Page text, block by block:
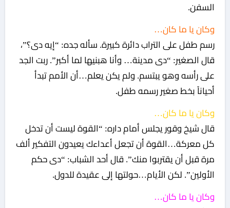
السفن.
وكان يا ما كان…
رسم طفل على التراب دائرة كبيرة. سأله جده: “إيه دى؟”،
قال الصغير: “دى مدينة… وأنا هبنيها لما أكبر”. ربت الجد
على رأسه وهو يبتسم. ولم يكن يعلم…أن الأمم تبدأ
أحياناً بخط صغير رسمه طفل.
وكان يا ما كان…
قال شيخ وقور يجلس أمام داره: “القوة ليست أن تدخل
كل معركة…القوة أن تجعل أعداءك يعيدون التفكير ألف
مرة قبل أن يقتربوا منك”. قال أحد الشباب: “دى حكم
الأولين”. لكن الأيام…حولتها إلى عقيدة للدول.
وكان يا ما كان…